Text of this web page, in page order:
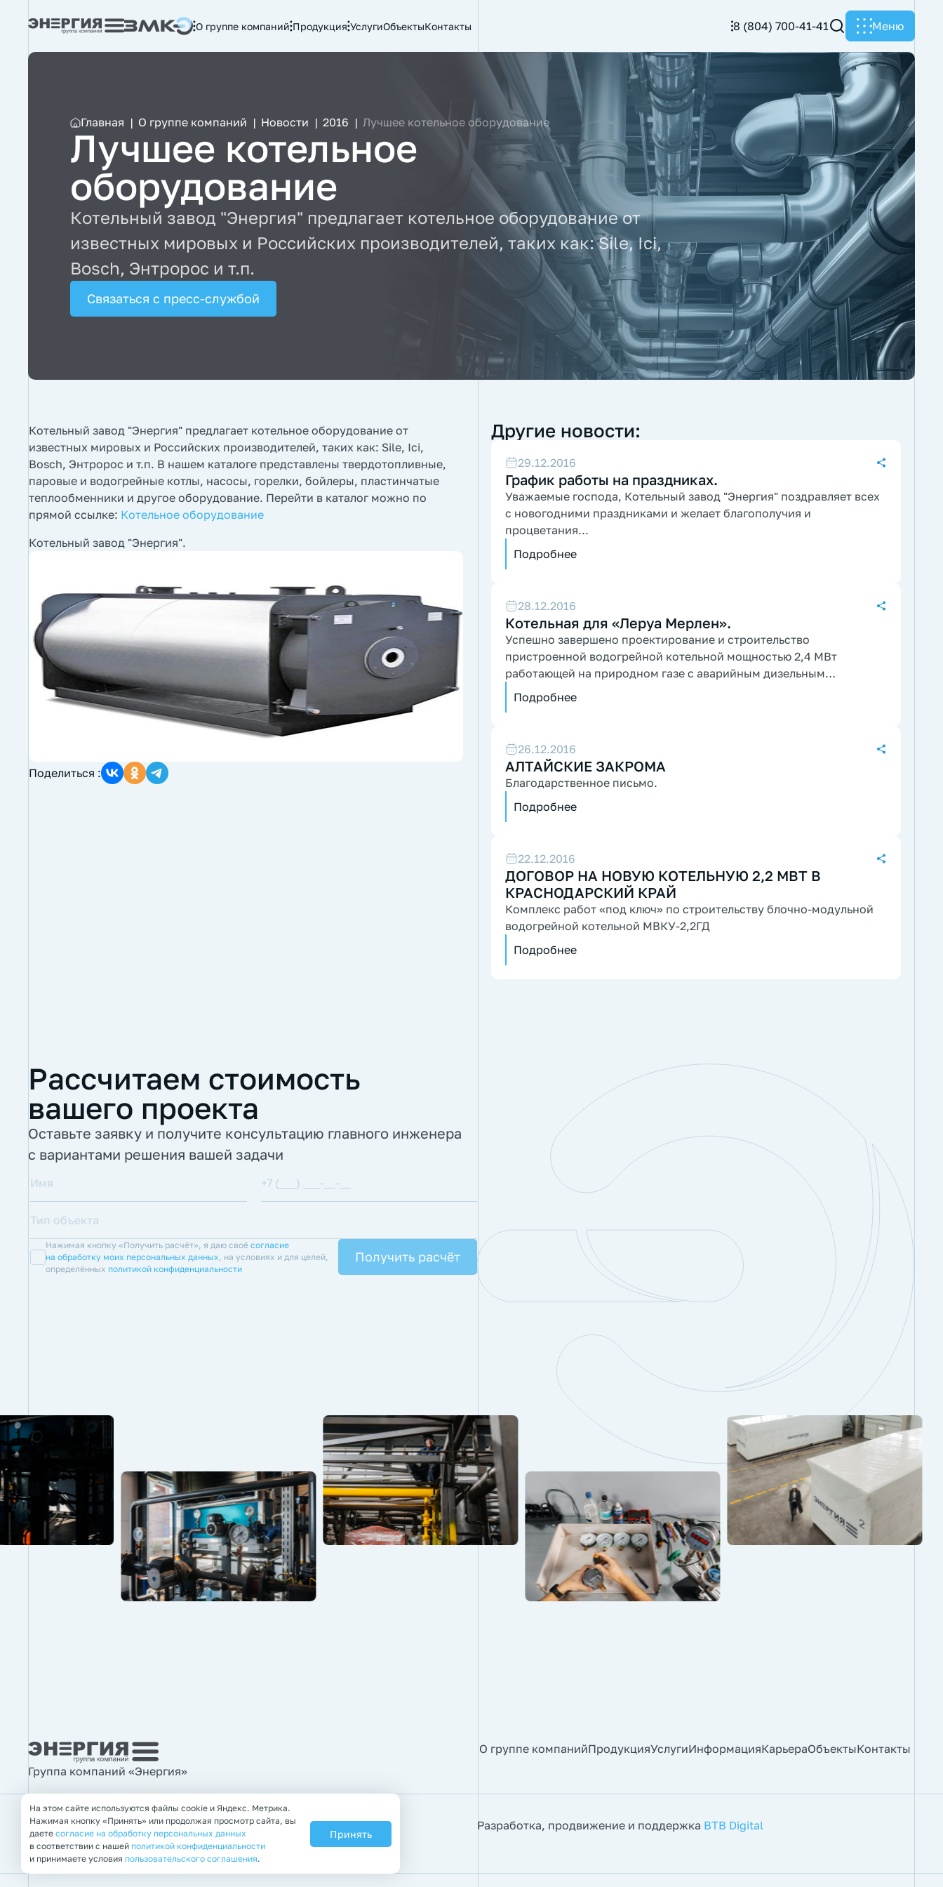
О группе компаний Продукция УслугиОбъектыКонтакты 8 (804) 700-41-41 Меню
Главная | О группе компаний | Новости | 2016 | Лучшее котельное оборудование
Лучшее котельное
оборудование
Котельный завод "Энергия" предлагает котельное оборудование от
известных мировых и Российских производителей, таких как: Sile, Ici,
Bosch, Энтророс и т.п.
Связаться с пресс-службой
Котельный завод "Энергия" предлагает котельное оборудование от
известных мировых и Российских производителей, таких как: Sile, Ici,
Bosch, Энтророс и т.п. В нашем каталоге представлены твердотопливные,
паровые и водогрейные котлы, насосы, горелки, бойлеры, пластинчатые
теплообменники и другое оборудование. Перейти в каталог можно по
прямой ссылке: Котельное оборудование
Котельный завод "Энергия".
Поделиться :
Другие новости:
29.12.2016
График работы на праздниках.
Уважаемые господа, Котельный завод "Энергия" поздравляет всех
с новогодними праздниками и желает благополучия и
процветания...
Подробнее
28.12.2016
Котельная для «Леруа Мерлен».
Успешно завершено проектирование и строительство
пристроенной водогрейной котельной мощностью 2,4 МВт
работающей на природном газе с аварийным дизельным
топливом...
Подробнее
26.12.2016
АЛТАЙСКИЕ ЗАКРОМА
Благодарственное письмо.
Подробнее
22.12.2016
ДОГОВОР НА НОВУЮ КОТЕЛЬНУЮ 2,2 МВТ В
КРАСНОДАРСКИЙ КРАЙ
Комплекс работ «под ключ» по строительству блочно-модульной
водогрейной котельной МВКУ-2,2ГД
Подробнее
Рассчитаем стоимость
вашего проекта
Оставьте заявку и получите консультацию главного инженера
с вариантами решения вашей задачи
Нажимая кнопку «Получить расчёт», я даю своё согласие
на обработку моих персональных данных, на условиях и для целей,
определённых политикой конфиденциальности
Группа компаний «Энергия»
О группе компанийПродукцияУслугиИнформацияКарьераОбъектыКонтакты
© 2011—2026 Группа компаний «Энергия»
Правовая информация
Разработка, продвижение и поддержка BTB Digital
На этом сайте используются файлы cookie и Яндекс. Метрика.
Нажимая кнопку «Принять» или продолжая просмотр сайта, вы
даете согласие на обработку персональных данных
в соответствии с нашей политикой конфиденциальности
и принимаете условия пользовательского соглашения.
Принять